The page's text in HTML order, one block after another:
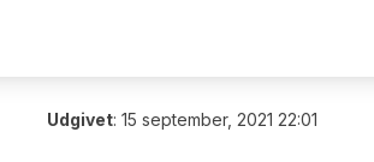
Udgivet: 15 september, 2021 22:01